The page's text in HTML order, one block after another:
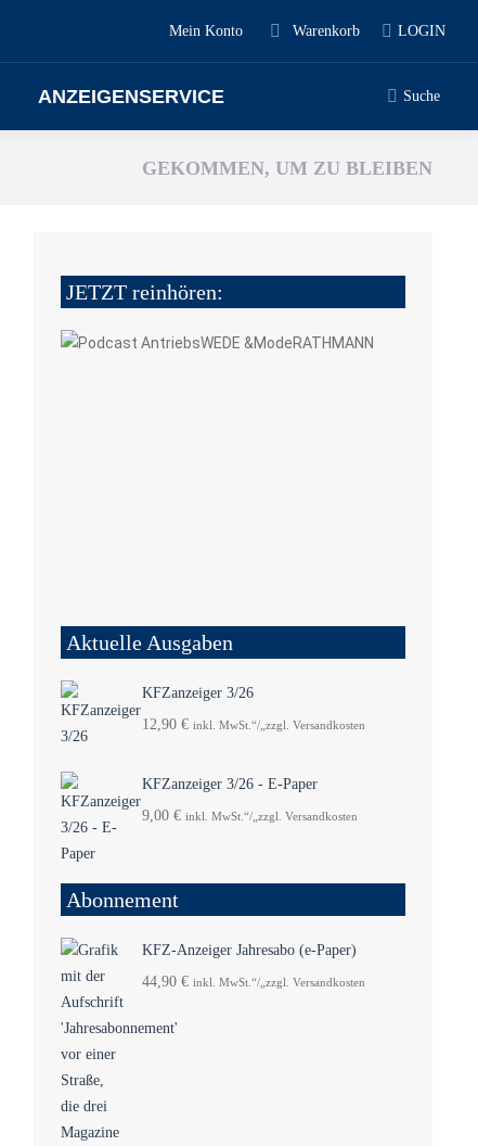
Mein Konto Warenkorb LOGIN
ANZEIGENSERVICE Suche
GEKOMMEN, UM ZU BLEIBEN
JETZT reinhören:
Aktuelle Ausgaben
KFZanzeiger 3/26
12,90 € inkl. MwSt.“/„zzgl. Versandkosten
KFZanzeiger 3/26 - E-Paper
9,00 € inkl. MwSt.“/„zzgl. Versandkosten
Abonnement
KFZ-Anzeiger Jahresabo (e-Paper)
44,90 € inkl. MwSt.“/„zzgl. Versandkosten